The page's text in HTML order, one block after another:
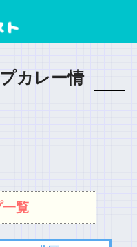
カレー情
一覧